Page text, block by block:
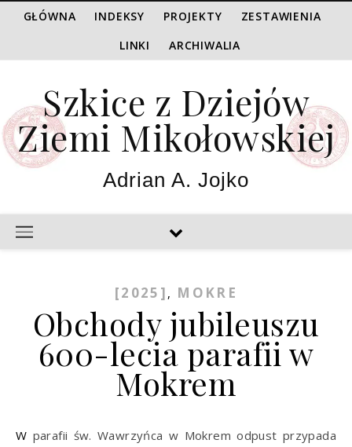
GŁÓWNA INDEKSY PROJEKTY
ZESTAWIENIA
LINKI
ARCHIWALIA
Szkice z Dziejów
Ziemi Mikołowskiej
Adrian A. Jojko
[2025] , MOKRE
Obchody jubileuszu
600-lecia parafii w
Mokrem
W parafii św. Wawrzyńca w Mokrem odpust przypada